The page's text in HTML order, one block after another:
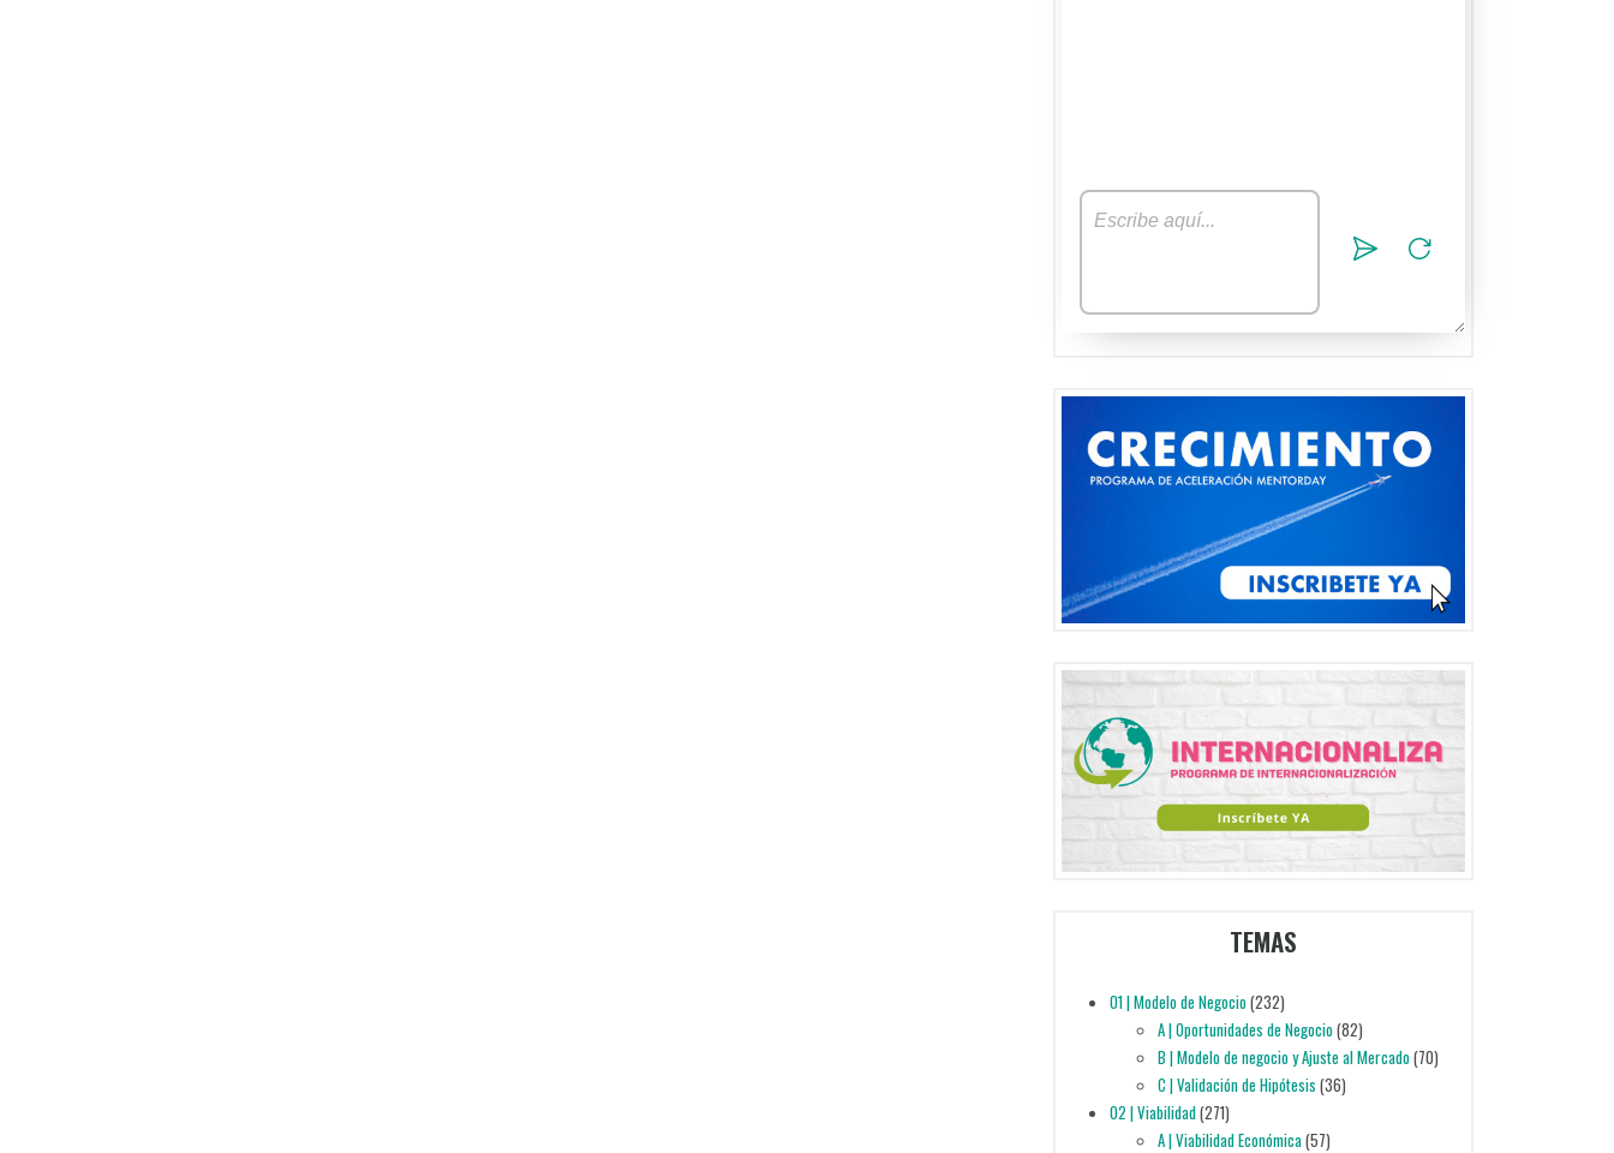
TEMAS
01 | Modelo de Negocio(232)
A | Oportunidades de Negocio(82)
B | Modelo de negocio y Ajuste al Mercado(70)
C | Validación de Hipótesis (36)
02 | Viabilidad(271)
A | Viabilidad Económica(57)